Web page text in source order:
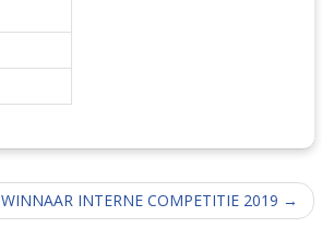
WINNAAR INTERNE COMPETITIE 2019 →